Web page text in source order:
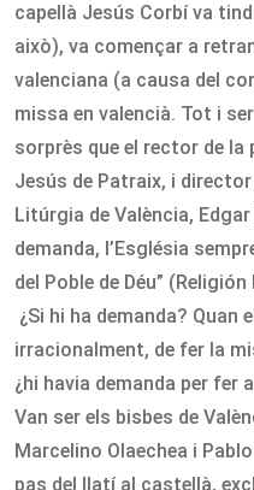
capellà Jesús Corbí va
això), va començar a
valenciana (a causa del
missa en valencià. Tot i
sorprès que el rector de la
Jesús de Patraix, i
Litúrgia de València,
demanda, l’Església
del Poble de Déu”
¿Si hi ha demanda? Quan
irracionalment, de fer la
¿hi havia demanda per fer
Van ser els bisbes de
Marcelino Olaechea i
pas del llatí al castellà,